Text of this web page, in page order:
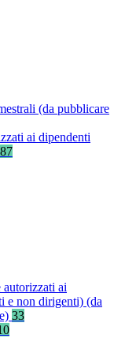
(da pubblicare
ai dipendenti
87
ai
e non dirigenti) (da
33